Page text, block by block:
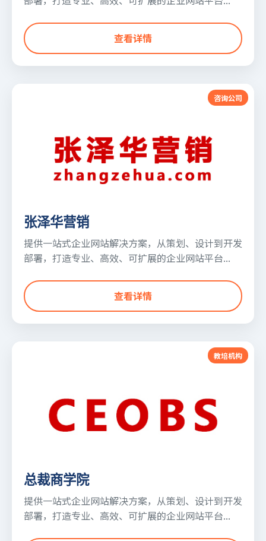
查看详情
咨询公司
张泽华营销
提供一站式企业网站解决方案，从策划、设计到开发
部署，打造专业、高效、可扩展的企业网站平台...
查看详情
教培机构
总裁商学院
提供一站式企业网站解决方案，从策划、设计到开发
部署，打造专业、高效、可扩展的企业网站平台...